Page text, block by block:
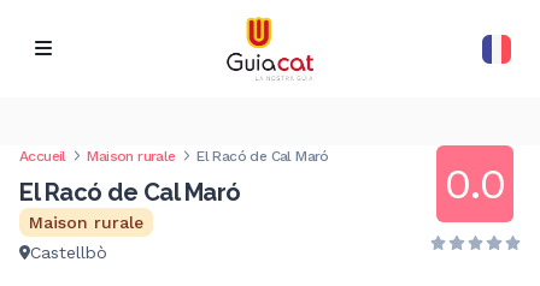
Accueil Maison rurale El Racó de Cal Maró
El Racó de Cal Maró
Maison rurale
Castellbò
0.0